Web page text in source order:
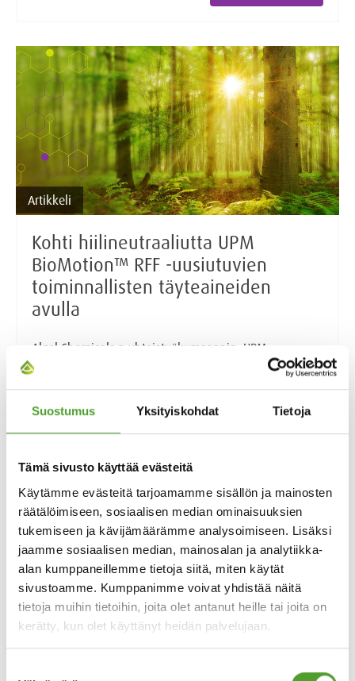
Suostumus Yksityiskohdat Tietoja
Tämä sivusto käyttää evästeitä
Käytämme evästeitä tarjoamamme sisällön ja mainosten
räätälöimiseen, sosiaalisen median ominaisuuksien
tukemiseen ja kävijämäärämme analysoimiseen. Lisäksi
jaamme sosiaalisen median, mainosalan ja analytiikka-
alan kumppaneillemme tietoja siitä, miten käytät
sivustoamme. Kumppanimme voivat yhdistää näitä
tietoja muihin tietoihin, joita olet antanut heille tai joita on
kerätty, kun olet käyttänyt heidän palvelujaan.
Artikkeli
Kohti hiilineutraaliutta UPM
BioMotion™ RFF -uusiutuvien
toiminnallisten täyteaineiden
avulla
Algol Chemicals:n yhteistyökumppanin, UPM
Biohcemicals:n, UPM BioMotion™ RFF -toiminnallinen
täyteaine kasvattaa merkittävästi kumien ja
muoviyhdisteiden uusiutuvien materiaalien osuutta
nokimustaa, lopputuotteiden ympäristövaikutuksia
Lue koko artikkeli